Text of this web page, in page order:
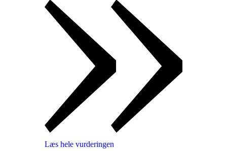
Læs hele vurderingen